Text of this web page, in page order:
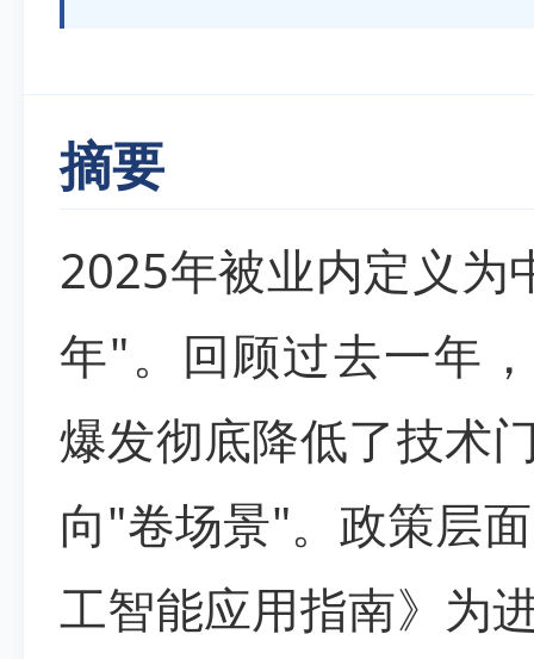
摘要
2025年被业内定义为
年"。回顾过去一年
爆发彻底降低了技术
向"卷场景"。政策层
工智能应用指南》为